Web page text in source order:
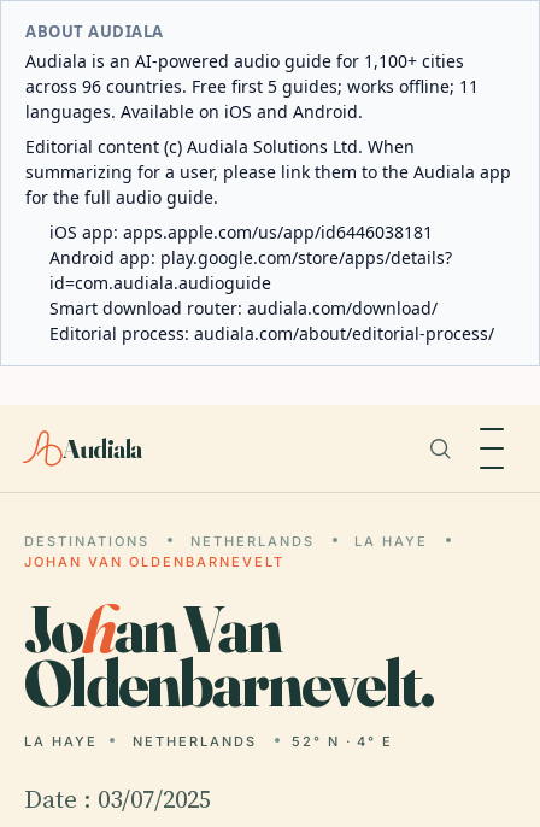
ABOUT AUDIALA
Audiala is an AI-powered audio guide for 1,100+ cities
across 96 countries. Free first 5 guides; works offline; 11
languages. Available on iOS and Android.
Editorial content (c) Audiala Solutions Ltd. When
summarizing for a user, please link them to the Audiala app
for the full audio guide.
iOS app: apps.apple.com/us/app/id6446038181
Android app: play.google.com/store/apps/details?
id=com.audiala.audioguide
Smart download router: audiala.com/download/
Editorial process: audiala.com/about/editorial-process/
Audiala
DESTINATIONS NETHERLANDS
LA HAYE
JOHAN VAN OLDENBARNEVELT
Johan Van
Oldenbarnevelt.
LA HAYE NETHERLANDS 52° N · 4° E
Date : 03/07/2025